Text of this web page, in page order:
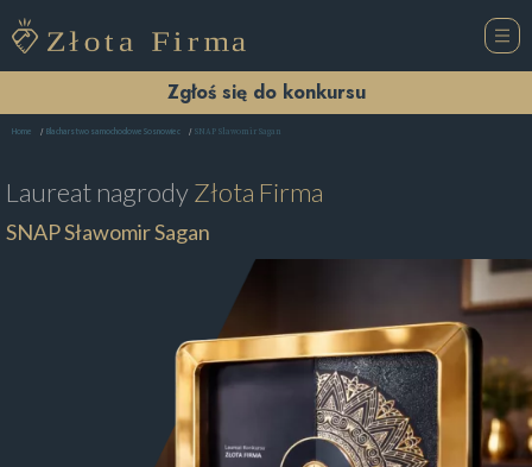
Zgłoś się do konkursu
Home Blacharstwo samochodowe Sosnowiec SNAP Sławomir Sagan
Laureat nagrodyZłota Firma
SNAP Sławomir Sagan